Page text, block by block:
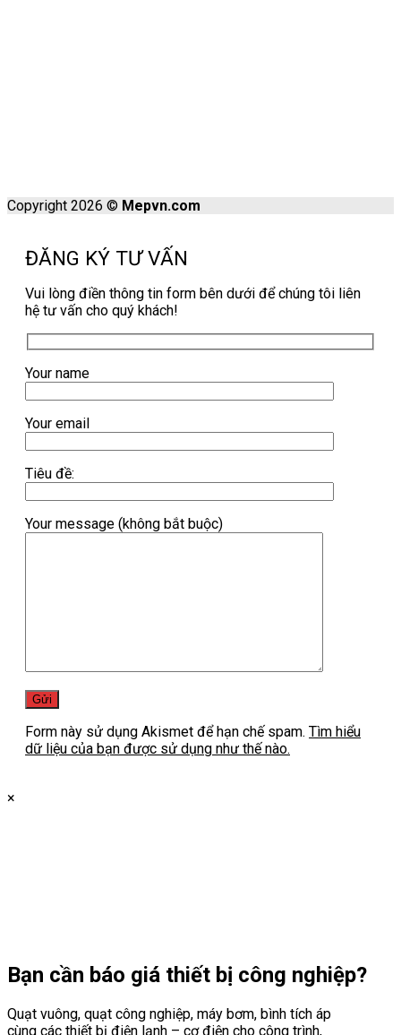
Copyright 2026 © Mepvn.com
ĐĂNG KÝ TƯ VẤN
Vui lòng điền thông tin form bên dưới để chúng tôi liên
hệ tư vấn cho quý khách!
Your name
Your email
Tiêu đề:
Your message (không bắt buộc)
Form này sử dụng Akismet để hạn chế spam. Tìm hiểu
dữ liệu của bạn được sử dụng như thế nào.
×
Bạn cần báo giá thiết bị công nghiệp?
Quạt vuông, quạt công nghiệp, máy bơm, bình tích áp
cùng các thiết bị điện lạnh – cơ điện cho công trình,